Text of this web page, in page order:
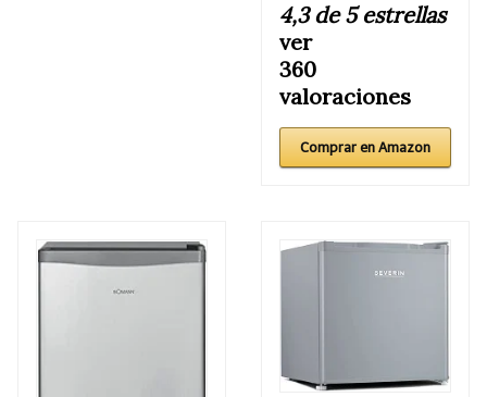
4,3 de 5 estrellas
ver
360
valoraciones
Comprar en Amazon